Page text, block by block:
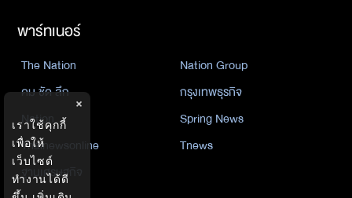
พาร์ทเนอร์
The Nation
Nation Group
คม ชัด ลึก
กรุงเทพธุรกิจ
Nation
Spring News
Thainewsonline
Tnews
ฐานเศรษฐกิจ
×
เราใช้คุกกี้
เพื่อให้
เว็บไซต์
ทำงานได้ดี